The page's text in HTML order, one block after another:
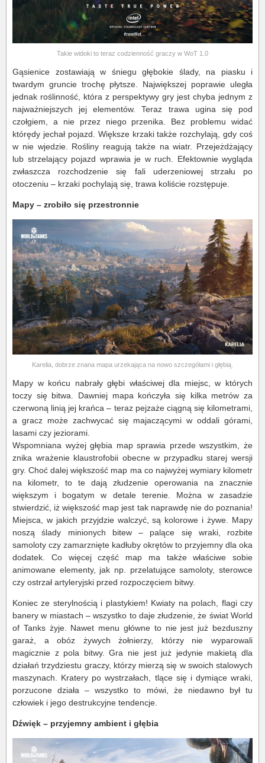
Takie widoki to teraz codzienność graczy w WoT 1.0
Gąsienice zostawiają w śniegu głębokie ślady, na piasku i
twardym gruncie trochę płytsze. Największej poprawie uległa
jednak roślinność, która z perspektywy gry jest chyba jednym z
najważniejszych jej elementów. Teraz trawa ugina się pod
czołgiem, a nie przez niego przenika. Bez problemu widać
którędy jechał pojazd. Większe krzaki także rozchylają, gdy coś
w nie wjedzie. Rośliny reagują także na wiatr. Przejeżdżający
lub strzelający pojazd wprawia je w ruch. Efektownie wygląda
zwłaszcza rozchodzenie się fali uderzeniowej strzału po
otoczeniu – krzaki pochylają się, trawa koliście rozstępuje.
Mapy – zrobiło się przestronnie
Karelia, dobrze znana mapa urzekająca na nowo szczegółami i głębią.
Mapy w końcu nabrały głębi właściwej dla miejsc, w których
toczy się bitwa. Dawniej mapa kończyła się kilka metrów za
czerwoną linią jej krańca – teraz pejzaże ciągną się kilometrami,
a gracz może zachwycać się majaczącymi w oddali górami,
lasami czy jeziorami.
Wspomniana wyżej głębia map sprawia przede wszystkim, że
znika wrażenie klaustrofobii obecne w przypadku starej wersji
gry. Choć dalej większość map ma co najwyżej wymiary kilometr
na kilometr, to te dają złudzenie operowania na znacznie
większym i bogatym w detale terenie. Można w zasadzie
stwierdzić, iż większość map jest tak naprawdę nie do poznania!
Miejsca, w jakich przyjdzie walczyć, są kolorowe i żywe. Mapy
noszą ślady minionych bitew – palące się wraki, rozbite
samoloty czy zamarznięte kadłuby okrętów to przyjemny dla oka
dodatek. Co więcej część map ma także właściwe sobie
animowane elementy, jak np. przelatujące samoloty, sterowce
czy ostrzał artyleryjski przed rozpoczęciem bitwy.
Koniec ze sterylnością i plastykiem! Kwiaty na polach, flagi czy
banery w miastach – wszystko to daje złudzenie, że świat World
of Tanks żyje. Nawet menu główne to nie jest już bezduszny
garaż, a obóz żywych żołnierzy, którzy nie wyparowali
magicznie z pola bitwy. Gra nie jest już jedynie makietą dla
działań trzydziestu graczy, którzy mierzą się w swoich stalowych
maszynach. Kratery po wystrzałach, tlące się i dymiące wraki,
porzucone działa – wszystko to mówi, że niedawno był tu
człowiek i jego destrukcyjne tendencje.
Dźwięk – przyjemny ambient i głębia